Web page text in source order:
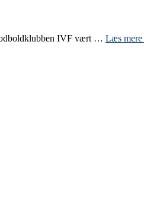
fodboldklubben IVF vært … Læs mere